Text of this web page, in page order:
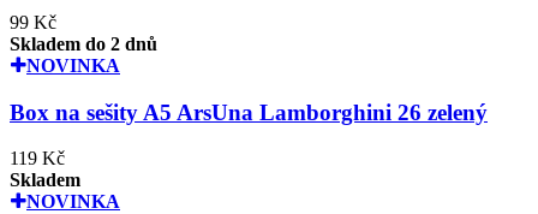
99 Kč
Skladem do 2 dnů
NOVINKA
Box na sešity A5 ArsUna Lamborghini 26 zelený
119 Kč
Skladem
NOVINKA